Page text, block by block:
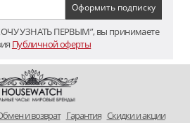
УЗНАТЬ ПЕРВЫМ”, вы принимаете
Публичной оферты
и возврат Гарантия Скидки и акции